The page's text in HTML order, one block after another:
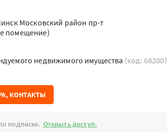
Московский район пр-т
помещение)
недвижимого имущества (код: 68200)
КОНТАКТЫ
подписке. Открыть доступ.